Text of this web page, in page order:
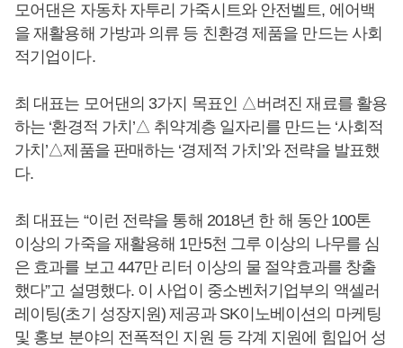
모어댄은 자동차 자투리 가죽시트와 안전벨트, 에어백
을 재활용해 가방과 의류 등 친환경 제품을 만드는 사회
적기업이다.
최 대표는 모어댄의 3가지 목표인 △버려진 재료를 활용
하는 ‘환경적 가치’△ 취약계층 일자리를 만드는 ‘사회적
가치’△제품을 판매하는 ‘경제적 가치’와 전략을 발표했
다.
최 대표는 “이런 전략을 통해 2018년 한 해 동안 100톤
이상의 가죽을 재활용해 1만5천 그루 이상의 나무를 심
은 효과를 보고 447만 리터 이상의 물 절약효과를 창출
했다”고 설명했다. 이 사업이 중소벤처기업부의 액셀러
레이팅(초기 성장지원) 제공과 SK이노베이션의 마케팅
및 홍보 분야의 전폭적인 지원 등 각계 지원에 힘입어 성